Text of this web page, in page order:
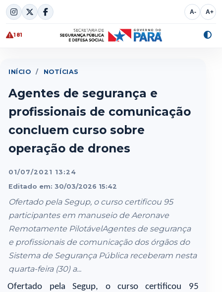
Skip
to
content
A- A+
181
INÍCIO / NOTÍCIAS
Agentes de segurança e
profissionais de comunicação
concluem curso sobre
operação de drones
01/07/2021 13:24
Editado em: 30/03/2026 15:42
Ofertado pela Segup, o curso certificou 95
participantes em manuseio de Aeronave
Remotamente PilotávelAgentes de segurança
e profissionais de comunicação dos órgãos do
Sistema de Segurança Pública receberam nesta
quarta-feira (30) a...
Ofertado pela Segup, o curso certificou 95